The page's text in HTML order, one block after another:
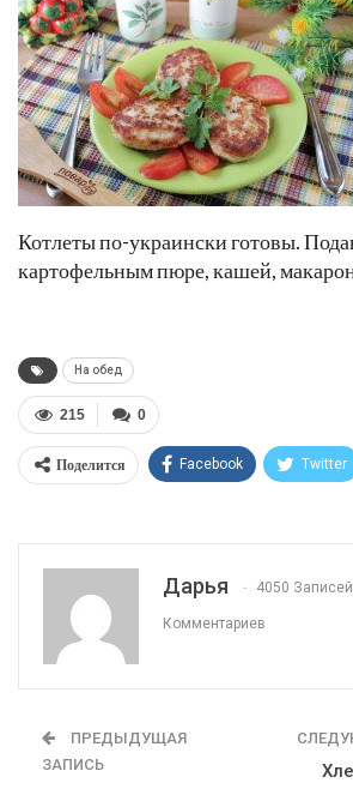
Котлеты по-украински готовы.
картофельным пюре, кашей,
На обед
0
215
Поделится Facebook Twitter
Дарья 4050 Записей
Комментариев
ПРЕДЫДУЩАЯ
ЗАПИСЬ